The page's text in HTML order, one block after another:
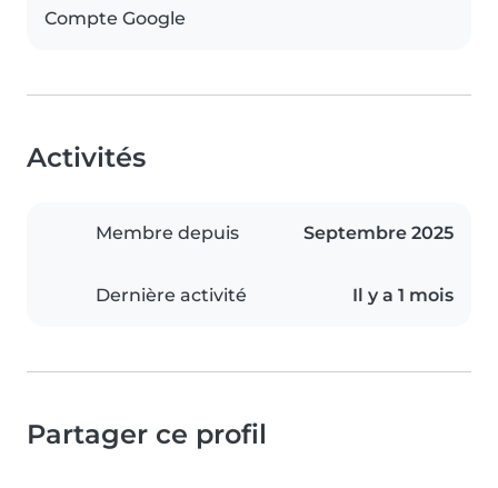
Compte Google
Activités
Membre depuis Septembre 2025
Dernière activité Il y a 1 mois
Partager ce profil